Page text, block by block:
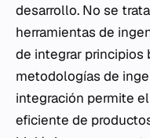
desarrollo. No se
herramientas de
de integrar
metodologías de
integración permite
eficiente de